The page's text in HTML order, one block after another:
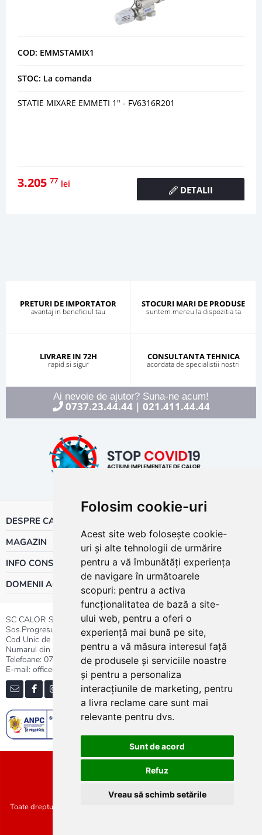
Folosim cookie-uri
Acest site web folosește cookie-
uri și alte tehnologii de urmărire
pentru a vă îmbunătăți experiența
de navigare în următoarele
scopuri: pentru a activa
funcționalitatea de bază a site-
ului web, pentru a oferi o
experiență mai bună pe site,
pentru a vă măsura interesul față
de produsele și serviciile noastre
și pentru a personaliza
interacțiunile de marketing, pentru
a livra reclame care sunt mai
relevante pentru dvs.
Sunt de acord
Refuz
Vreau să schimb setările
COD: EMMSTAMIX1
STOC: La comanda
STATIE MIXARE EMMETI 1" - FV6316R201
3.205 77 lei
DETALII
PRETURI DE IMPORTATOR
avantaj in beneficiul tau
STOCURI MARI DE PRODUSE
suntem mereu la dispozitia ta
LIVRARE IN 72H
rapid si sigur
CONSULTANTA TEHNICA
acordata de specialistii nostri
Ai nevoie de ajutor? Suna-ne acum!
0737.23.44.44| 021.411.44.44
DESPRE CALOR
MAGAZIN
INFO CONSUMATOR
DOMENII ACTIVITATE
SC CALOR SRL
Sos.Progresului nr.30-40, Sector 5, Bucuresti
Cod Unic de Inregistrare: RO 3004724
Numarul din Registrul Comertului:J40/13176/1991
Telefoane: 0737.23.44.44|021.411.44.44
E-mail: office@calor.ro
Toate drepturile rezervate SC Calor SRL :: Copyright 2021 :: Realizat de